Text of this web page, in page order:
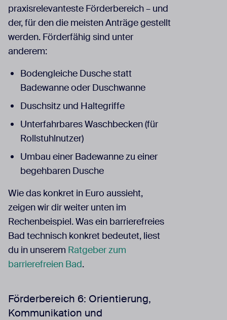
praxisrelevanteste Förderbereich – und
der, für den die meisten Anträge gestellt
werden. Förderfähig sind unter
anderem:
Bodengleiche Dusche statt
Badewanne oder Duschwanne
Duschsitz und Haltegriffe
Unterfahrbares Waschbecken (für
Rollstuhlnutzer)
Umbau einer Badewanne zu einer
begehbaren Dusche
Wie das konkret in Euro aussieht,
zeigen wir dir weiter unten im
Rechenbeispiel. Was ein barrierefreies
Bad technisch konkret bedeutet, liest
du in unserem Ratgeber zum
barrierefreien Bad.
Förderbereich 6: Orientierung,
Kommunikation und